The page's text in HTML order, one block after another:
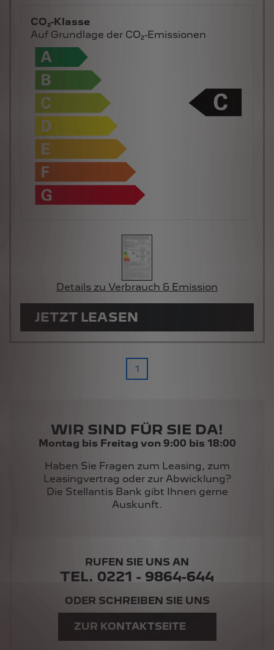
CO₂-Klasse
Auf Grundlage der CO₂-Emissionen
Details zu Verbrauch & Emission
JETZT LEASEN
1
WIR SIND FÜR SIE DA!
Montag bis Freitag von 9:00 bis 18:00
Haben Sie Fragen zum Leasing, zum
Leasingvertrag oder zur Abwicklung?
Die Stellantis Bank gibt Ihnen gerne
Auskunft.
RUFEN SIE UNS AN
TEL. 0221 - 9864-644
ODER SCHREIBEN SIE UNS
ZUR KONTAKTSEITE